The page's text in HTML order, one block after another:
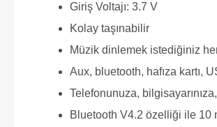
Giriş Voltajı: 3.7 V
Kolay taşınabilir
Müzik dinlemek istediğiniz
Aux, bluetooth, hafıza kartı,
Telefonunuza,
Bluetooth V4.2 özelliği ile 10